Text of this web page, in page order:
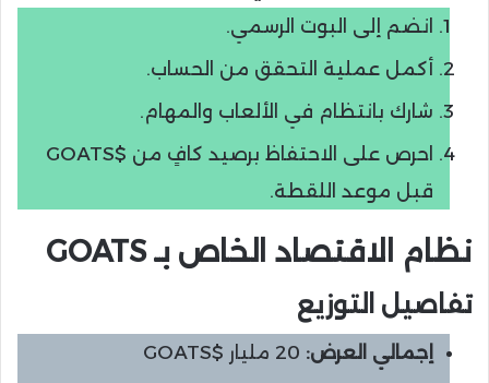
انضم إلى البوت الرسمي.
أكمل عملية التحقق من الحساب.
شارك بانتظام في الألعاب والمهام.
احرص على الاحتفاظ برصيد كافٍ من $GOATS
قبل موعد اللقطة.
نظام الاقتصاد الخاص بـ GOATS
تفاصيل التوزيع
إجمالي العرض: